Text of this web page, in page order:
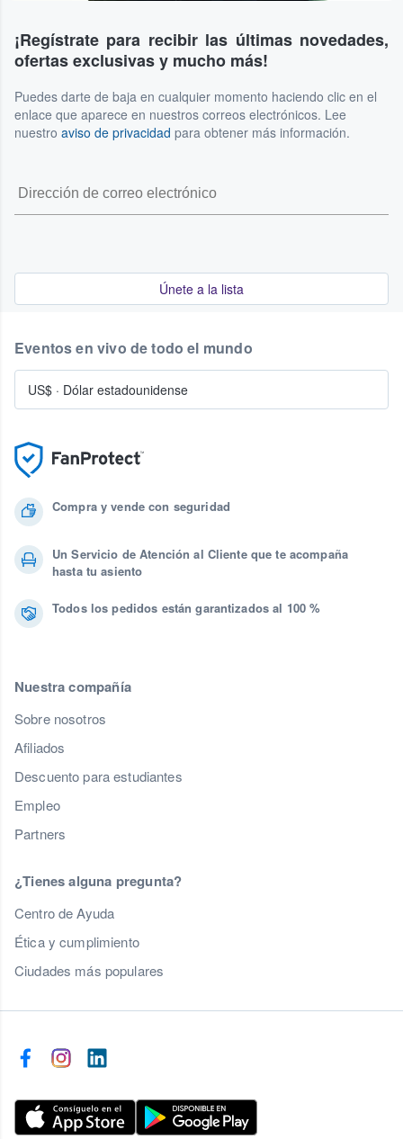
¡Regístrate para recibir las últimas novedades,
ofertas exclusivas y mucho más!
Puedes darte de baja en cualquier momento haciendo clic en el
enlace que aparece en nuestros correos electrónicos. Lee
nuestro aviso de privacidad para obtener más información.
Únete a la lista
Compra y vende con seguridad
Un Servicio de Atención al Cliente que te acompaña
hasta tu asiento
Todos los pedidos están garantizados al 100 %
Nuestra compañía
Sobre nosotros
Afiliados
Descuento para estudiantes
Empleo
Partners
¿Tienes alguna pregunta?
Centro de Ayuda
Ética y cumplimiento
Ciudades más populares
Eventos en vivo de todo el mundo
US$ · Dólar estadounidense